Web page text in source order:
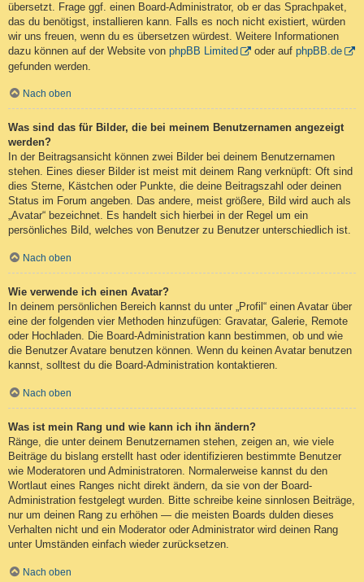
übersetzt. Frage ggf. einen Board-Administrator, ob er das Sprachpaket,
das du benötigst, installieren kann. Falls es noch nicht existiert, würden
wir uns freuen, wenn du es übersetzen würdest. Weitere Informationen
dazu können auf der Website von phpBB Limited oder auf phpBB.de
gefunden werden.
Nach oben
Was sind das für Bilder, die bei meinem Benutzernamen angezeigt
werden?
In der Beitragsansicht können zwei Bilder bei deinem Benutzernamen
stehen. Eines dieser Bilder ist meist mit deinem Rang verknüpft: Oft sind
dies Sterne, Kästchen oder Punkte, die deine Beitragszahl oder deinen
Status im Forum angeben. Das andere, meist größere, Bild wird auch als
„Avatar“ bezeichnet. Es handelt sich hierbei in der Regel um ein
persönliches Bild, welches von Benutzer zu Benutzer unterschiedlich ist.
Nach oben
Wie verwende ich einen Avatar?
In deinem persönlichen Bereich kannst du unter „Profil“ einen Avatar über
eine der folgenden vier Methoden hinzufügen: Gravatar, Galerie, Remote
oder Hochladen. Die Board-Administration kann bestimmen, ob und wie
die Benutzer Avatare benutzen können. Wenn du keinen Avatar benutzen
kannst, solltest du die Board-Administration kontaktieren.
Nach oben
Was ist mein Rang und wie kann ich ihn ändern?
Ränge, die unter deinem Benutzernamen stehen, zeigen an, wie viele
Beiträge du bislang erstellt hast oder identifizieren bestimmte Benutzer
wie Moderatoren und Administratoren. Normalerweise kannst du den
Wortlaut eines Ranges nicht direkt ändern, da sie von der Board-
Administration festgelegt wurden. Bitte schreibe keine sinnlosen Beiträge,
nur um deinen Rang zu erhöhen — die meisten Boards dulden dieses
Verhalten nicht und ein Moderator oder Administrator wird deinen Rang
unter Umständen einfach wieder zurücksetzen.
Nach oben